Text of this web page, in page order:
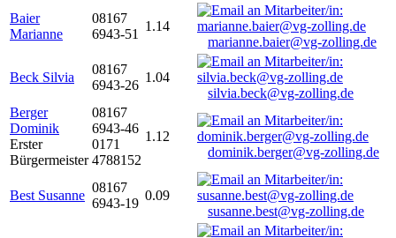
Baier
Marianne
08167
6943-51
1.14
marianne.baier@vg-zolling.de
Beck Silvia
08167
6943-26
1.04
silvia.beck@vg-zolling.de
Berger
Dominik
Erster
Bürgermeister
08167
6943-46
0171
4788152
1.12
dominik.berger@vg-zolling.de
Best Susanne
08167
6943-19
0.09
susanne.best@vg-zolling.de